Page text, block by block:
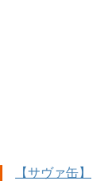
【サヴァ缶】